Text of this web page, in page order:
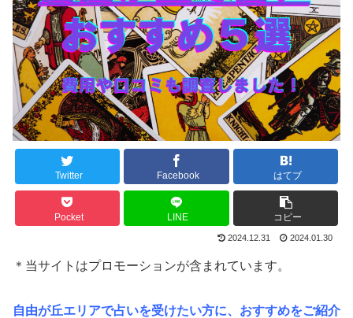
Twitter Facebook はてブ
Pocket LINE コピー
2024.12.31 2024.01.30
＊当サイトはプロモーションが含まれています。
自由が丘エリアで占いを受けたい方に、おすすめをご紹介